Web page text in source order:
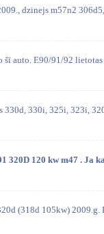
dzinejs m57n2
šī auto. E90/91/92
330d, 330i, 325i, 323i,
320D 120 kw m47 . Ja
(318d 105kw)